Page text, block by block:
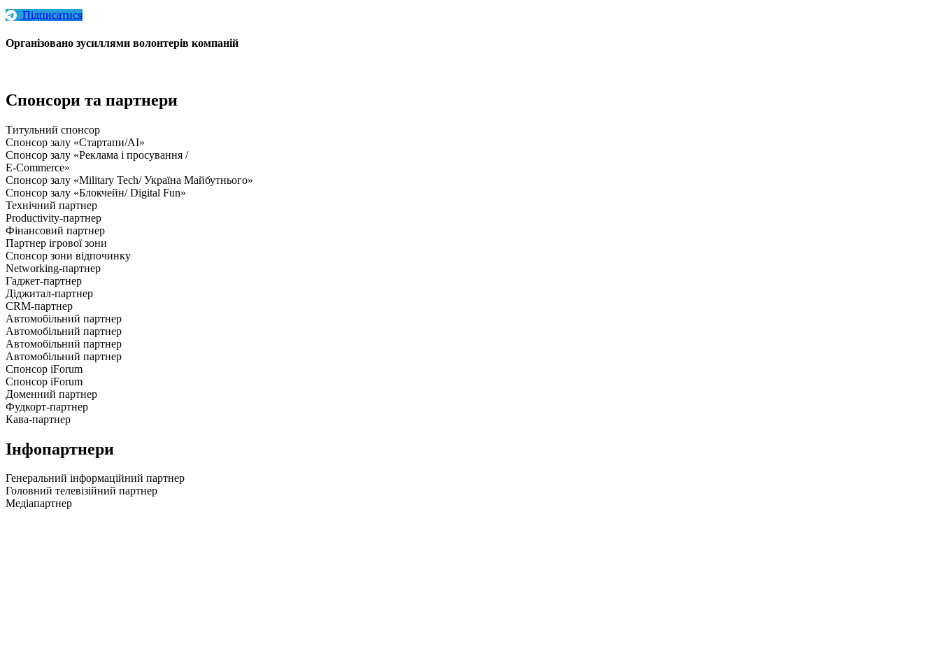
Підписатися
Організовано зусиллями волонтерів компаній
Спонсори та партнери
Титульний спонсор
Спонсор залу «Стартапи/AI»
Спонсор залу «Реклама і просування /
E-Commerce»
Спонсор залу «Military Tech/ Україна Майбутнього»
Спонсор залу «Блокчейн/ Digital Fun»
Технічний партнер
Productivity-партнер
Фінансовий партнер
Партнер ігрової зони
Спонсор зони відпочинку
Networking-партнер
Гаджет-партнер
Діджитал-партнер
CRM-партнер
Автомобільний партнер
Автомобільний партнер
Автомобільний партнер
Автомобільний партнер
Спонсор iForum
Спонсор iForum
Доменний партнер
Фудкорт-партнер
Кава-партнер
Інфопартнери
Генеральний інформаційний партнер
Головний телевізійний партнер
Медіапартнер